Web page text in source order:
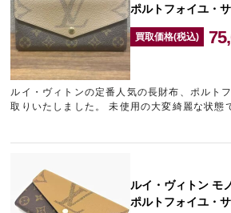
ポルトフォイユ・
買取価格(税込)
ルイ・ヴィトンの定番人気の長財布、ポルト
取りいたしました。 未使用の大変綺麗な状態でお持ち込みいただけた
ルイ・ヴィトン モ
ポルトフォイユ・